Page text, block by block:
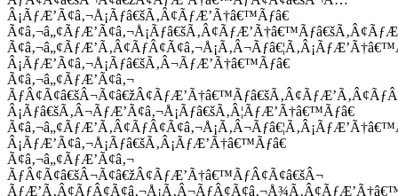
Â¡ÃƒÆ’Ã¢â‚¬Å¡Ãƒâ€šÃ‚Â¢ÃƒÆ’Ã†â€™Ãƒâ€
Â¡ÃƒÆ’Ã¢â‚¬Å¡Ãƒâ€šÃ‚Â¬ÃƒÆ’Ã†â€™Ãƒâ€
Ã¢â‚¬â„¢ÃƒÆ’Ã¢â‚¬
Â¡Ãƒâ€šÃ‚Â¬ÃƒÆ’Ã¢â‚¬Å¡Ãƒâ€šÃ‚Â¦ÃƒÆ’Ã†â€™Ãƒâ€
Â¡ÃƒÆ’Ã¢â‚¬Å¡Ãƒâ€šÃ‚Â¡ÃƒÆ’Ã†â€™Ãƒâ€
Ã¢â‚¬â„¢ÃƒÆ’Ã¢â‚¬
ÃƒÂ¢Ã¢â€šÂ¬Ã¢â€žÂ¢ÃƒÆ’Ã†â€™ÃƒÂ¢Ã¢â€šÂ¬